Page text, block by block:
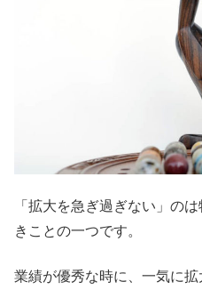
「拡大を急ぎ過ぎない」の
きことの一つです。
業績が優秀な時に、一気に